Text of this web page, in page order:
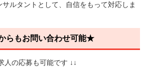
ルタントとして、自信をもって対応しま
らもお問い合わせ可能★
人の応募も可能です ↓↓